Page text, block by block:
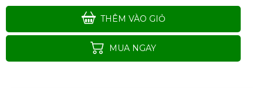
THÊM VÀO GIỎ
MUA NGAY